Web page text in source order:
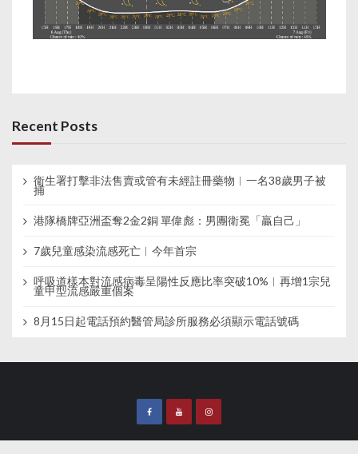
Recent Posts
衞生署打擊非法售賣或管有未經註冊藥物︱一名38歲男子被
捕
港隊橋牌亞洲盃奪2金2銅 單偉彪：男團衛冕「贏自己」
7歲兒童感染流感死亡︱今年首宗
呼吸道樣本對流感病毒呈陽性反應比率突破10%︱再增1宗兒
童甲型流感嚴重個案
8月15日起電話預約醫管局診所服務必須顯示電話號碼